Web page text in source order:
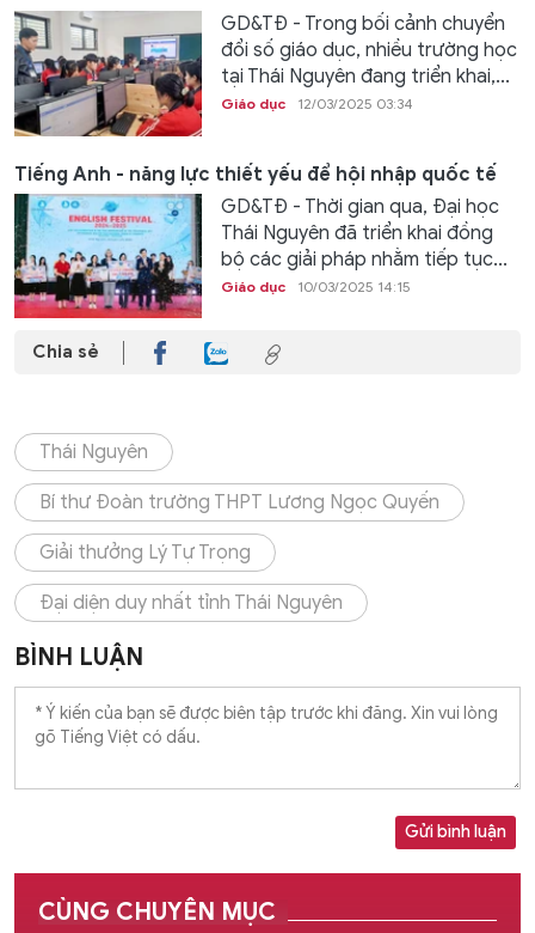
GD&TĐ - Trong bối cảnh chuyển
đổi số giáo dục, nhiều trường học
tại Thái Nguyên đang triển khai,...
Giáo dục 12/03/2025 03:34
Tiếng Anh - năng lực thiết yếu để hội nhập quốc tế
GD&TĐ - Thời gian qua, Đại học
Thái Nguyên đã triển khai đồng
bộ các giải pháp nhằm tiếp tục...
Giáo dục 10/03/2025 14:15
Chia sẻ
Thái Nguyên
Bí thư Đoàn trường THPT Lương Ngọc Quyến
Giải thưởng Lý Tự Trọng
Đại diện duy nhất tỉnh Thái Nguyên
BÌNH LUẬN
Gửi bình luận
CÙNG CHUYÊN MỤC